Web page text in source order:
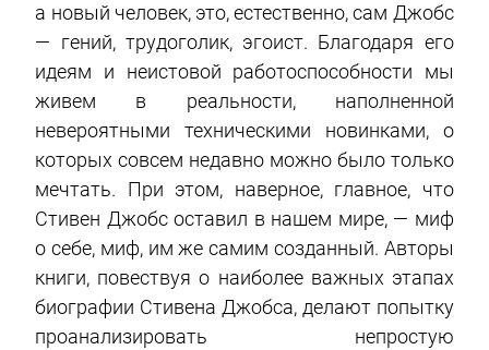
а новый человек, это, естественно, сам Джобс
— гений, трудоголик, эгоист. Благодаря его
идеям и неистовой работоспособности мы
живем в реальности, наполненной
невероятными техническими новинками, о
которых совсем недавно можно было только
мечтать. При этом, наверное, главное, что
Стивен Джобс оставил в нашем мире, — миф
о себе, миф, им же самим созданный. Авторы
книги, повествуя о наиболее важных этапах
биографии Стивена Джобса, делают попытку
проанализировать непростую